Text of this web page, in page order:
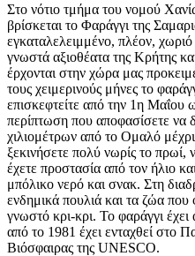
Στο νότιο τμήμα του νομού
βρίσκεται το Φαράγγι της
εγκαταλελειμμένο, πλέον,
γνωστά αξιοθέατα της Κρήτης
έρχονται στην χώρα μας
τους χειμερινούς μήνες το
επισκεφτείτε από την 1η Μαΐου
περίπτωση που αποφασίσετε να
χιλιομέτρων από το Ομαλό
ξεκινήσετε πολύ νωρίς το πρωί,
έχετε προστασία από τον ήλιο
μπόλικο νερό και σνακ. Στη
ενδημικά πουλιά και τα ζώα που
γνωστό κρι-κρι. Το φαράγγι
από το 1981 έχει ενταχθεί στο
Βιόσφαιρας της UNESCO.